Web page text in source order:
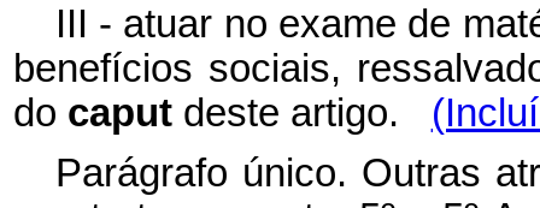
III - atuar no exame de
benefícios sociais,
do caputdeste artigo.
Parágrafo único. Outras